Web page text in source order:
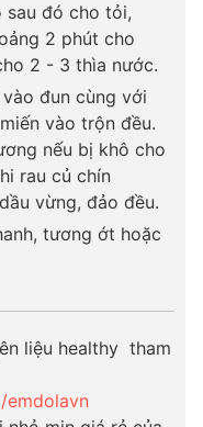
sau đó cho tỏi,
2 phút cho
2 - 3 thìa nước.
đun cùng với
vào trộn đều.
nếu bị khô cho
rau củ chín
vừng, đảo đều.
tương ớt hoặc
liệu healthy tham